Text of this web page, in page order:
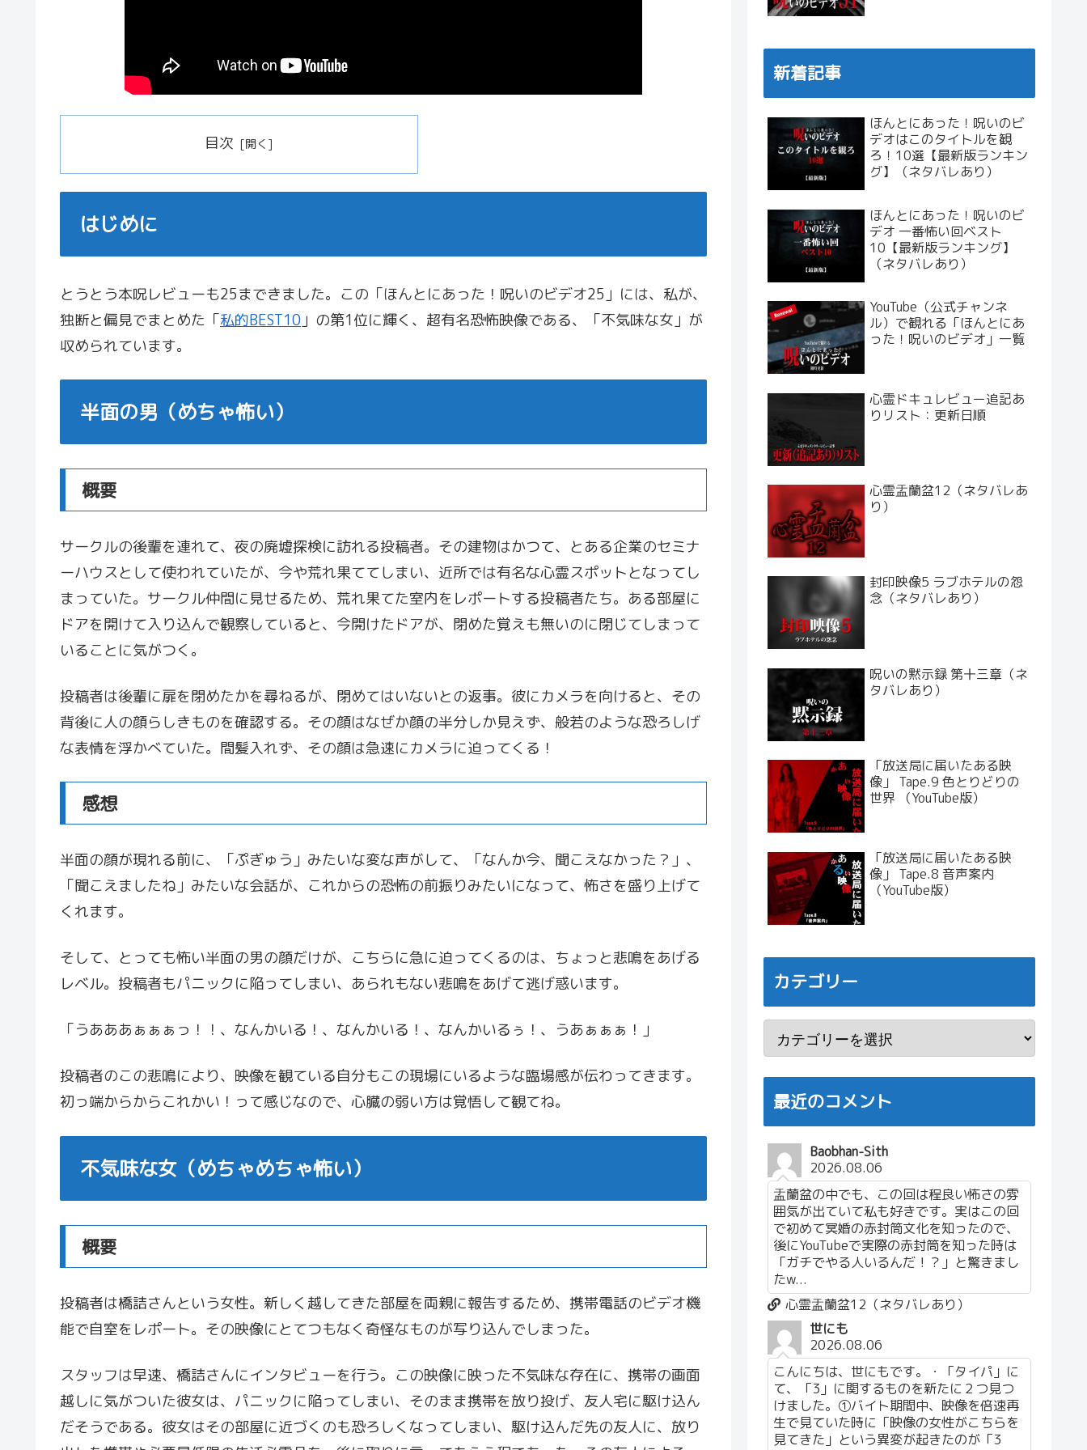
目次
はじめに
とうとう本呪レビューも25まできました。この「ほんとにあった！呪いのビデオ25」には、私が、
独断と偏見でまとめた「私的BEST10 」の第1位に輝く、超有名恐怖映像である、「不気味な女」が
収められています。
半面の男（めちゃ怖い）
概要
サークルの後輩を連れて、夜の廃墟探検に訪れる投稿者。その建物はかつて、とある企業のセミナ
ーハウスとして使われていたが、今や荒れ果ててしまい、近所では有名な心霊スポットとなってし
まっていた。サークル仲間に見せるため、荒れ果てた室内をレポートする投稿者たち。ある部屋に
ドアを開けて入り込んで観察していると、今開けたドアが、閉めた覚えも無いのに閉じてしまって
いることに気がつく。
投稿者は後輩に扉を閉めたかを尋ねるが、閉めてはいないとの返事。彼にカメラを向けると、その
背後に人の顔らしきものを確認する。その顔はなぜか顔の半分しか見えず、般若のような恐ろしげ
な表情を浮かべていた。間髪入れず、その顔は急速にカメラに迫ってくる！
感想
半面の顔が現れる前に、「ぷぎゅう」みたいな変な声がして、「なんか今、聞こえなかった？」、
「聞こえましたね」みたいな会話が、これからの恐怖の前振りみたいになって、怖さを盛り上げて
くれます。
そして、とっても怖い半面の男の顔だけが、こちらに急に迫ってくるのは、ちょっと悲鳴をあげる
レベル。投稿者もパニックに陥ってしまい、あられもない悲鳴をあげて逃げ惑います。
「うあああぁぁぁっ！！、なんかいる！、なんかいる！、なんかいるぅ！、うあぁぁぁ！」
投稿者のこの悲鳴により、映像を観ている自分もこの現場にいるような臨場感が伝わってきます。
初っ端からからこれかい！って感じなので、心臓の弱い方は覚悟して観てね。
不気味な女（めちゃめちゃ怖い）
概要
投稿者は橋詰さんという女性。新しく越してきた部屋を両親に報告するため、携帯電話のビデオ機
能で自室をレポート。その映像にとてつもなく奇怪なものが写り込んでしまった。
スタッフは早速、橋詰さんにインタビューを行う。この映像に映った不気味な存在に、携帯の画面
越しに気がついた彼女は、パニックに陥ってしまい、そのまま携帯を放り投げ、友人宅に駆け込ん
だそうである。彼女はその部屋に近づくのも恐ろしくなってしまい、駆け込んだ先の友人に、放り
新着記事
ほんとにあった！呪いのビ
デオはこのタイトルを観
ろ！10選【最新版ランキン
グ】（ネタバレあり）
ほんとにあった！呪いのビ
デオ 一番怖い回ベスト
10【最新版ランキング】
（ネタバレあり）
YouTube（公式チャンネ
ル）で観れる「ほんとにあ
った！呪いのビデオ」一覧
心霊ドキュレビュー追記あ
りリスト：更新日順
心霊盂蘭盆12（ネタバレあ
り）
封印映像5 ラブホテルの怨
念（ネタバレあり）
呪いの黙示録 第十三章（ネ
タバレあり）
「放送局に届いたある映
像」 Tape.9 色とりどりの
世界 （YouTube版）
「放送局に届いたある映
像」 Tape.8 音声案内
（YouTube版）
カテゴリー
最近のコメント
Baobhan-Sith
2026.08.06
盂蘭盆の中でも、この回は程良い怖さの雰
囲気が出ていて私も好きです。実はこの回
で初めて冥婚の赤封筒文化を知ったので、
後にYouTubeで実際の赤封筒を知った時は
「ガチでやる人いるんだ！？」と驚きまし
たw...
心霊盂蘭盆12（ネタバレあり）
世にも
2026.08.06
こんにちは、世にもです。・「タイパ」に
て、「3」に関するものを新たに２つ見つ
けました。①バイト期間中、映像を倍速再
生で見ていた時に「映像の女性がこちらを
見てきた」という異変が起きたのが「3